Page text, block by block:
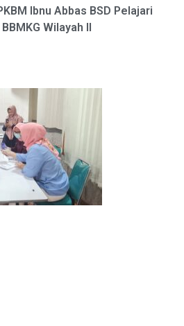
Ibnu Abbas BSD Pelajari
Wilayah II